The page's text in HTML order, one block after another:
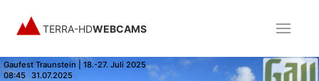
TERRA-HDWEBCAMS
Gaufest Traunstein | 18.-27. Juli 2025
08:45 31.07.2025